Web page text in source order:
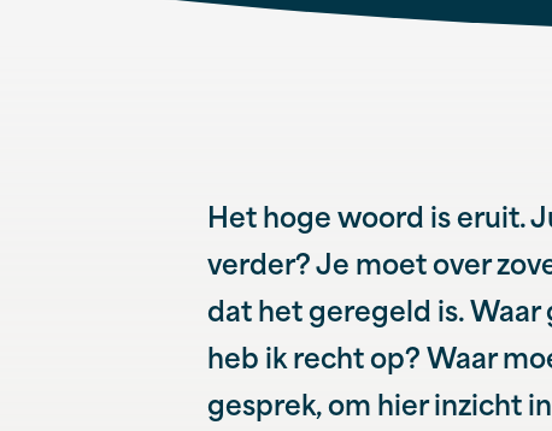
Het hoge woord is eruit.
verder? Je moet over
dat het geregeld is. Waar
heb ik recht op? Waar
gesprek, om hier inzicht